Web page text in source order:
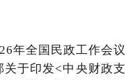
年全国民政工作会议
于印发<中央财政支